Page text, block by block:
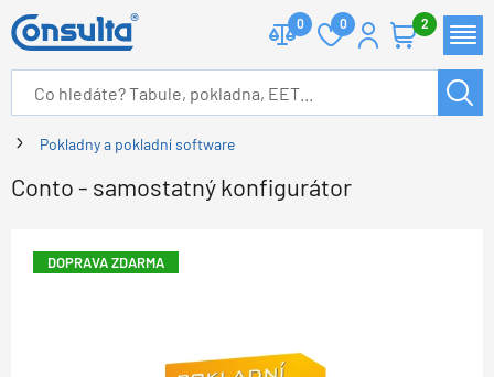
0 0 2
Pokladny a pokladní software
Conto - samostatný konfigurátor
DOPRAVA ZDARMA